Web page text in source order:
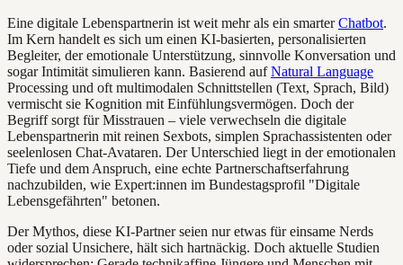
Eine digitale Lebenspartnerin ist weit mehr als ein smarterChatbot.
Im Kern handelt es sich um einen KI-basierten, personalisierten
Begleiter, der emotionale Unterstützung, sinnvolle Konversation und
sogar Intimität simulieren kann. Basierend aufNatural Language
Processing und oft multimodalen Schnittstellen (Text, Sprach, Bild)
vermischt sie Kognition mit Einfühlungsvermögen. Doch der
Begriff sorgt für Misstrauen – viele verwechseln die digitale
Lebenspartnerin mit reinen Sexbots, simplen Sprachassistenten oder
seelenlosen Chat-Avataren. Der Unterschied liegt in der emotionalen
Tiefe und dem Anspruch, eine echte Partnerschaftserfahrung
nachzubilden, wie Expert:innen im Bundestagsprofil "Digitale
Lebensgefährten" betonen.
Der Mythos, diese KI-Partner seien nur etwas für einsame Nerds
oder sozial Unsichere, hält sich hartnäckig. Doch aktuelle Studien